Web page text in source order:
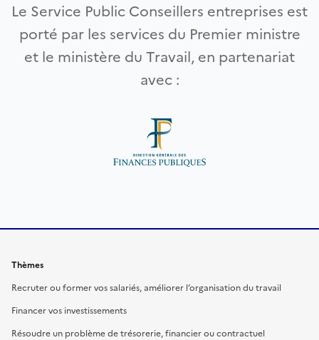
Le Service Public Conseillers entreprises est
porté par les services du Premier ministre
et le ministère du Travail, en partenariat
avec :
Thèmes
Recruter ou former vos salariés, améliorer l’organisation du travail
Financer vos investissements
Résoudre un problème de trésorerie, financier ou contractuel